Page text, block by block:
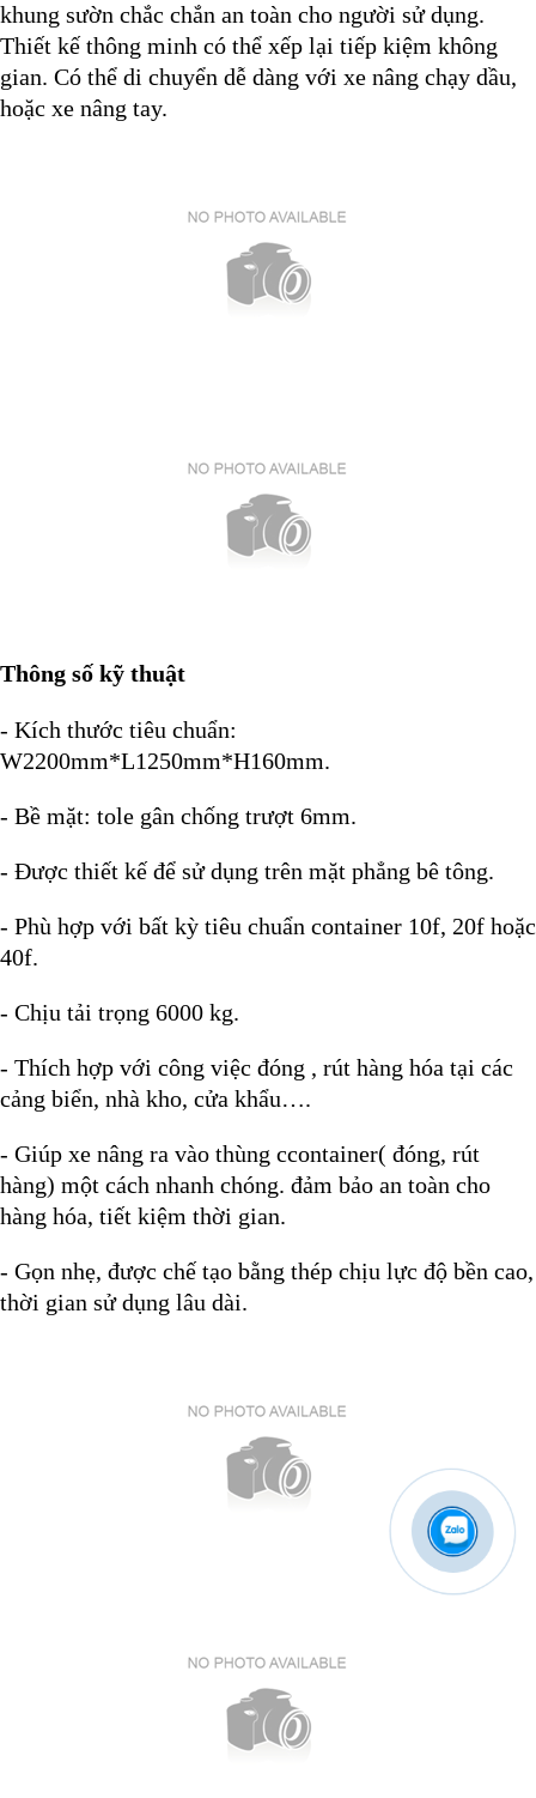
khung sườn chắc chắn an toàn cho người sử dụng.
Thiết kế thông minh có thể xếp lại tiếp kiệm không
gian. Có thể di chuyển dễ dàng với xe nâng chạy dầu,
hoặc xe nâng tay.
Thông số kỹ thuật
- Kích thước tiêu chuẩn:
W2200mm*L1250mm*H160mm.
- Bề mặt: tole gân chống trượt 6mm.
- Được thiết kế để sử dụng trên mặt phẳng bê tông.
- Phù hợp với bất kỳ tiêu chuẩn container 10f, 20f hoặc
40f.
- Chịu tải trọng 6000 kg.
- Thích hợp với công việc đóng , rút hàng hóa tại các
cảng biển, nhà kho, cửa khẩu….
- Giúp xe nâng ra vào thùng ccontainer( đóng, rút
hàng) một cách nhanh chóng. đảm bảo an toàn cho
hàng hóa, tiết kiệm thời gian.
- Gọn nhẹ, được chế tạo bằng thép chịu lực độ bền cao,
thời gian sử dụng lâu dài.